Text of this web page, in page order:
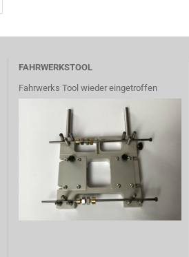
FAHRWERKSTOOL
Fahrwerks Tool wieder eingetroffen